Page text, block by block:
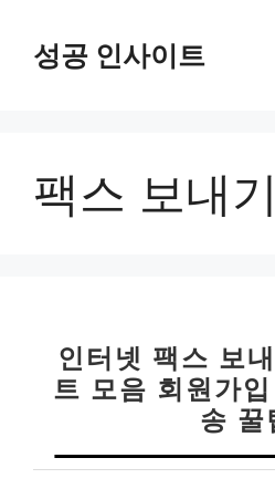
성공 인사이트
팩스 보내
인터넷 팩스 보
트 모음 회원가
송 꿀